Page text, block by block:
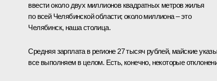
ввести около двух миллионов квадратных метров жилья
по всей Челябинской области; около миллиона – это
Челябинск, наша столица.
Средняя зарплата в регионе 27 тысяч рублей, майские
все выполняем в целом. Есть, конечно, некоторые